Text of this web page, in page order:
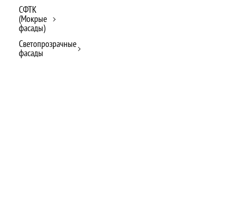
СФТК
(Мокрые
фасады)
Светопрозрачные
фасады